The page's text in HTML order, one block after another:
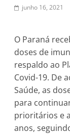
junho 16, 2021
O Paraná
doses de
respaldo ao
Covid-19. De
Saúde, as
para
prioritários e
anos,